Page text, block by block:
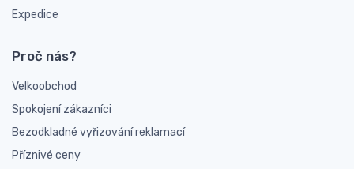
Expedice
Proč nás?
Velkoobchod
Spokojení zákazníci
Bezodkladné vyřizování reklamací
Příznivé ceny